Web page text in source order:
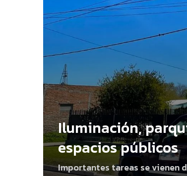
Iluminación,
espacios públicos
Importantes tareas se vienen